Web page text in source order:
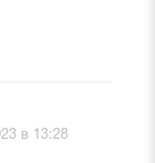
в 13:28